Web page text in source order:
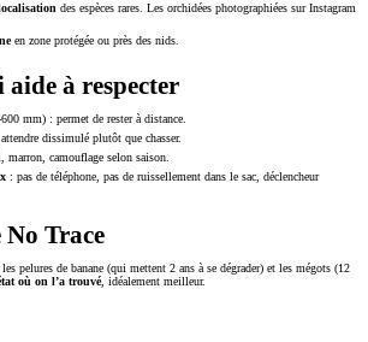
des espèces rares. Les orchidées photographiées sur Instagram
en zone protégée ou près des nids.
à respecter
mm) : permet de rester à distance.
dissimulé plutôt que chasser.
marron, camouflage selon saison.
: pas de téléphone, pas de ruissellement dans le sac, déclencheur
Trace
pelures de banane (qui mettent 2 ans à se dégrader) et les mégots (12
où on l’a trouvé, idéalement meilleur.